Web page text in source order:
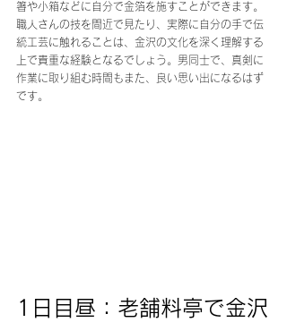
箸や小箱などに自分で金箔を施すことができます。
職人さんの技を間近で見たり、実際に自分の手で伝
統工芸に触れることは、金沢の文化を深く理解する
上で貴重な経験となるでしょう。男同士で、真剣に
作業に取り組む時間もまた、良い思い出になるはず
です。
1日目昼：老舗料亭で金沢